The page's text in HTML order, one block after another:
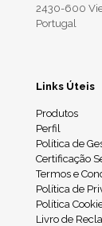
2430-600
Portugal
Links Úteis
Produtos
Perfil
Política de
Certificação
Termos e
Política de
Política
Livro de